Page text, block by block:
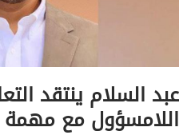
عبد السلام ينتقد
اللامسؤول مع مهمة